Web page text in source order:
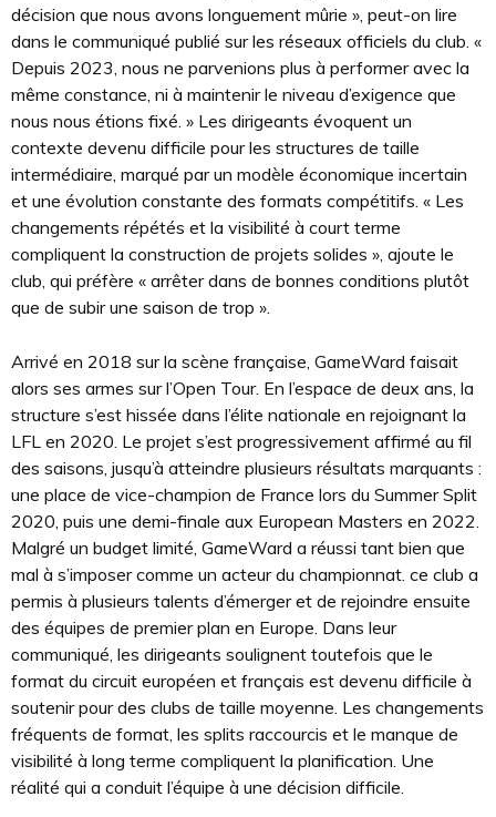
décision que nous avons longuement mûrie », peut-on lire
dans le communiqué publié sur les réseaux officiels du club. «
Depuis 2023, nous ne parvenions plus à performer avec la
même constance, ni à maintenir le niveau d’exigence que
nous nous étions fixé. » Les dirigeants évoquent un
contexte devenu difficile pour les structures de taille
intermédiaire, marqué par un modèle économique incertain
et une évolution constante des formats compétitifs. « Les
changements répétés et la visibilité à court terme
compliquent la construction de projets solides », ajoute le
club, qui préfère « arrêter dans de bonnes conditions plutôt
que de subir une saison de trop ».
Arrivé en 2018 sur la scène française, GameWard faisait
alors ses armes sur l’Open Tour. En l’espace de deux ans, la
structure s’est hissée dans l’élite nationale en rejoignant la
LFL en 2020. Le projet s’est progressivement affirmé au fil
des saisons, jusqu’à atteindre plusieurs résultats marquants :
une place de vice-champion de France lors du Summer Split
2020, puis une demi-finale aux European Masters en 2022.
Malgré un budget limité, GameWard a réussi tant bien que
mal à s’imposer comme un acteur du championnat. ce club a
permis à plusieurs talents d’émerger et de rejoindre ensuite
des équipes de premier plan en Europe. Dans leur
communiqué, les dirigeants soulignent toutefois que le
format du circuit européen et français est devenu difficile à
soutenir pour des clubs de taille moyenne. Les changements
fréquents de format, les splits raccourcis et le manque de
visibilité à long terme compliquent la planification. Une
réalité qui a conduit l’équipe à une décision difficile.